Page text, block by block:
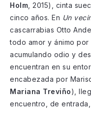
Holm , 2015), cinta
cinco años. En Un
cascarrabias Otto
todo amor y ánimo
acumulando odio y
encuentran en su
encabezada por
Mariana Treviño),
encuentro, de